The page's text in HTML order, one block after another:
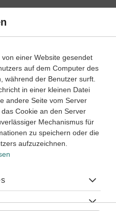
einer Website gesendet
auf dem Computer des
während der Benutzer surft.
in einer kleinen Datei
andere Seite vom Server
Cookie an den Server
Mechanismus für
zu speichern oder die
aufzuzeichnen.